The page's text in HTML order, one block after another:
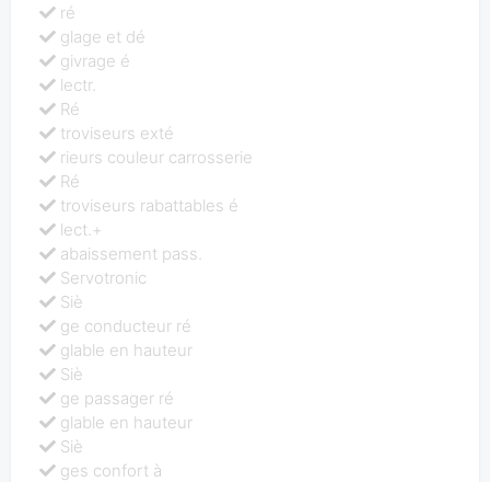
ré
glage et dé
givrage é
lectr.
Ré
troviseurs exté
rieurs couleur carrosserie
Ré
troviseurs rabattables é
lect.+
abaissement pass.
Servotronic
Siè
ge conducteur ré
glable en hauteur
Siè
ge passager ré
glable en hauteur
Siè
ges confort à